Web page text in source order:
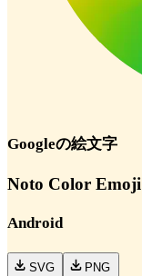
Googleの絵文字
Noto Color Emoji
Android
SVG PNG